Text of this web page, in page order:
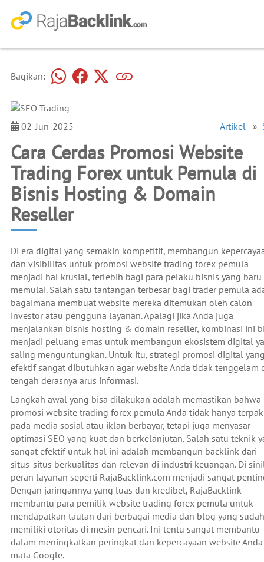
Bagikan:
02-Jun-2025 Artikel»
Cara Cerdas Promosi Website
Trading Forex untuk Pemula di
Bisnis Hosting & Domain
Reseller
Di era digital yang semakin kompetitif, membangun
dan visibilitas untuk promosi website trading forex pemula
menjadi hal krusial, terlebih bagi para pelaku bisnis yang baru
memulai. Salah satu tantangan terbesar bagi trader pemula
bagaimana membuat website mereka ditemukan oleh calon
investor atau pengguna layanan. Apalagi jika Anda juga
menjalankan bisnis hosting & domain reseller, kombinasi ini
menjadi peluang emas untuk membangun ekosistem digital
saling menguntungkan. Untuk itu, strategi promosi digital
efektif sangat dibutuhkan agar website Anda tidak tenggelam
tengah derasnya arus informasi.
Langkah awal yang bisa dilakukan adalah memastikan bahwa
promosi website trading forex pemula Anda tidak hanya
pada media sosial atau iklan berbayar, tetapi juga menyasar
optimasi SEO yang kuat dan berkelanjutan. Salah satu teknik
sangat efektif untuk hal ini adalah membangun backlink dari
situs-situs berkualitas dan relevan di industri keuangan. Di
peran layanan seperti RajaBacklink.com menjadi sangat
Dengan jaringannya yang luas dan kredibel, RajaBacklink
membantu para pemilik website trading forex pemula untuk
mendapatkan tautan dari berbagai media dan blog yang sudah
memiliki otoritas di mesin pencari. Ini tentu sangat membantu
dalam meningkatkan peringkat dan kepercayaan website
mata Google.